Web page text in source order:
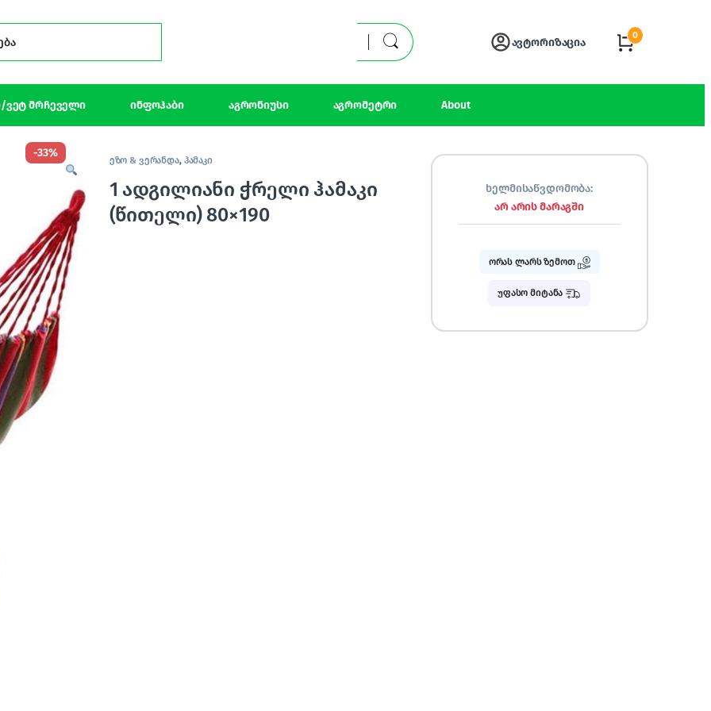
ავტორიზაცია
0
ვეტ მრჩეველი ინფოჰაბი აგრონიუსი აგრომეტრი About
-33%
ეზო & ვერანდა, ჰამაკი
1 ადგილიანი ჭრელი ჰამაკი
(წითელი) 80×190
ხელმისაწვდომობა:
არ არის მარაგში
ორას ლარს ზემოთ
უფასო მიტანა